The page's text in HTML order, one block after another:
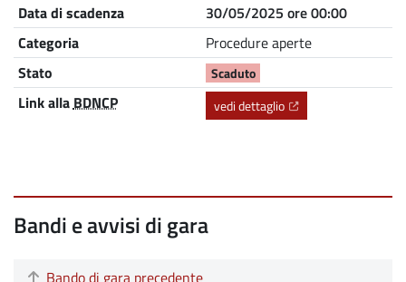
Data di scadenza
30/05/2025 ore 00:00
Categoria
Procedure aperte
Stato
Scaduto
Link alla BDNCP vedi dettaglio (Apre il link in una
Bandi e avvisi di gara
Bando di gara precedente